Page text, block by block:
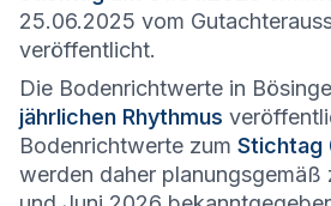
25.06.2025 vom
veröffentlicht.
Die Bodenrichtwerte in
jährlichen Rhythmus
Bodenrichtwerte zum Stichtag
werden daher planungsgemäß